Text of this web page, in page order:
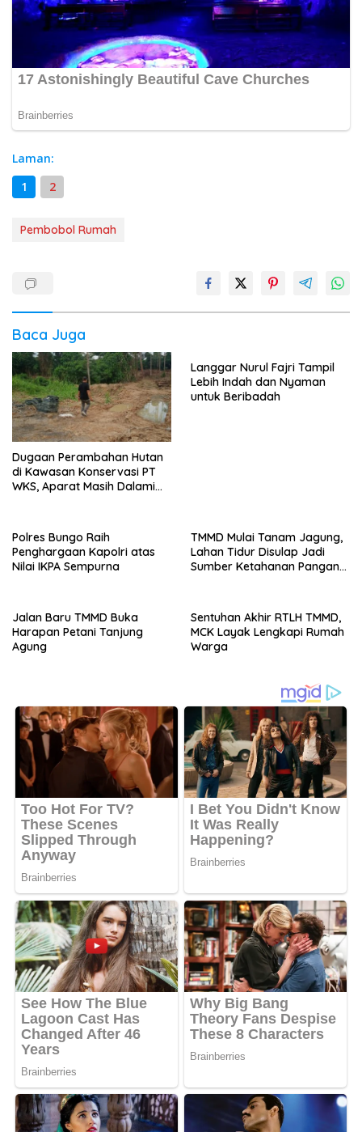
Laman:
1
2
Pembobol Rumah
Baca Juga
Dugaan Perambahan Hutan
di Kawasan Konservasi PT
WKS, Aparat Masih Dalami
Langgar Nurul Fajri Tampil
Lebih Indah dan Nyaman
untuk Beribadah
Polres Bungo Raih
Penghargaan Kapolri atas
Nilai IKPA Sempurna
TMMD Mulai Tanam Jagung,
Lahan Tidur Disulap Jadi
Sumber Ketahanan Pangan
Jalan Baru TMMD Buka
Harapan Petani Tanjung
Agung
Sentuhan Akhir RTLH TMMD,
MCK Layak Lengkapi Rumah
Warga